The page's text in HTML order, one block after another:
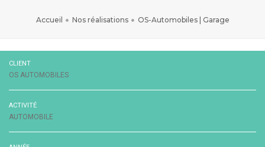
Accueil Nos réalisations OS-Automobiles | Garage
CLIENT
OS AUTOMOBILES
ACTIVITÉ
AUTOMOBILE